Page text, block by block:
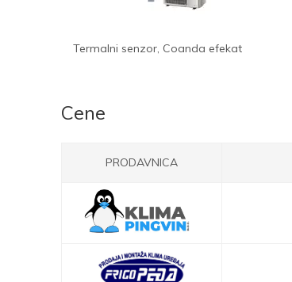
Termalni senzor, Coanda efekat
Cene
PRODAVNICA